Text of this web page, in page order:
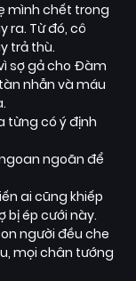
mình chết trong
ra. Từ đó, cô
trả thù.
sợ gả cho Đàm
nhẫn và máu
từng có ý định
ngoãn để
ai cũng khiếp
bị ép cưới này.
người đều che
mọi chân tướng